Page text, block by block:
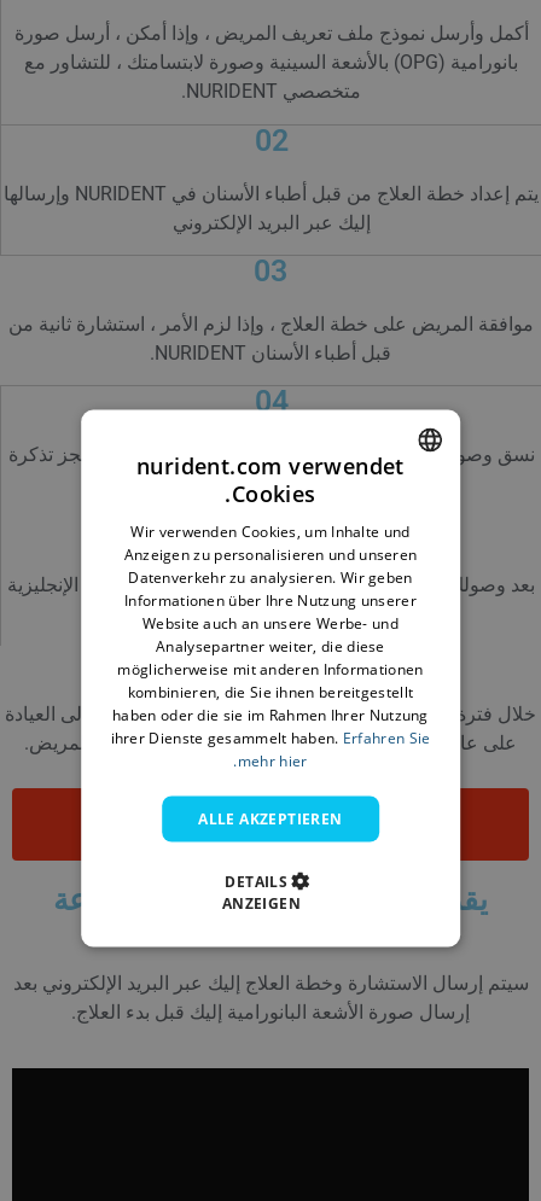
أكمل وأرسل نموذج ملف تعريف المريض ، وإذا أمكن ، أرسل صورة
بانورامية (OPG) بالأشعة السينية وصورة لابتسامتك ، للتشاور مع
متخصصي NURIDENT.
02
يتم إعداد خطة العلاج من قبل أطباء الأسنان في NURIDENT وإرسالها
إليك عبر البريد الإلكتروني
03
موافقة المريض على خطة العلاج ، وإذا لزم الأمر ، استشارة ثانية من
قبل أطباء الأسنان NURIDENT.
04
نسق وصولك إلى صوفيا مع عيادة NURIDENT وأرسل لنا حجز تذكرة
الطيران عبر البريد الإلكتروني.
05
بعد وصولك إلى المطار ، سيكون دليلنا الناطق بالفرنسية أو الإنجليزية
تحت تصرفك وسيرافقك إلى الفندق أو العيادة.
06
خلال فترة العلاج ، تقع مسؤولية جميع الرحلات من الفندق إلى العيادة
على عاتق عيادة NURIDENT ، ويكون المترجم دائمًا مع المريض.
انقر للحصول على استشارة مجانية
يقدم مركز Nuridnet الدولي لزراعة
سيتم إرسال الاستشارة وخطة العلاج إليك عبر البريد الإلكتروني بعد
إرسال صورة الأشعة البانورامية إليك قبل بدء العلاج.
BULGARIAN
GERMAN
FRENCH
ITALIAN
ARABIC
FARSI
nurident.com verwendet
Cookies.
Wir verwenden Cookies, um Inhalte und
Anzeigen zu personalisieren und unseren
Datenverkehr zu analysieren. Wir geben
Informationen über Ihre Nutzung unserer
Website auch an unsere Werbe- und
Analysepartner weiter, die diese
möglicherweise mit anderen Informationen
kombinieren, die Sie ihnen bereitgestellt
haben oder die sie im Rahmen Ihrer Nutzung
ihrer Dienste gesammelt haben. Erfahren Sie
mehr hier.
ALLE AKZEPTIEREN
DETAILS
ANZEIGEN